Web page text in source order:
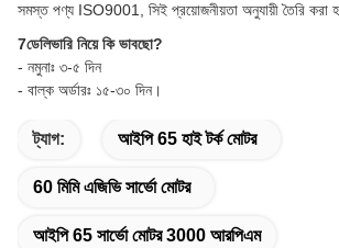
সমস্ত পণ্য ISO9001, সিই প্রয়োজনীয়তা অনুযায়ী তৈরি করা
7ডেলিভারি নিয়ে কি ভাবছো?
- নমুনাঃ ৩-৫ দিন
- বাল্ক অর্ডারঃ ১৫-৩০ দিন।
ট্যাগ: আইপি 65 হাই টর্ক মোটর
60 মিমি এজিভি সার্ভো মোটর
আইপি 65 সার্ভো মোটর 3000 আরপিএম